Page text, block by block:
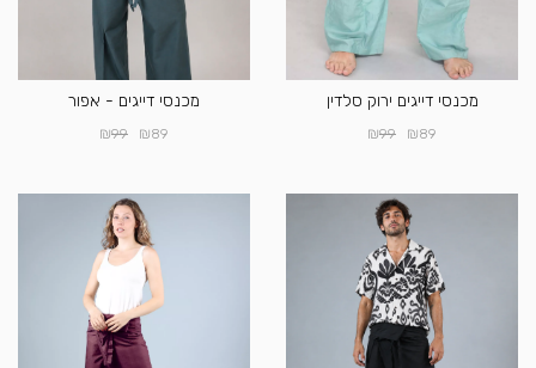
מכנסי דייגים ירוק סלדין
₪89
₪99
מכנסי דייגים - אפור
₪89
₪99